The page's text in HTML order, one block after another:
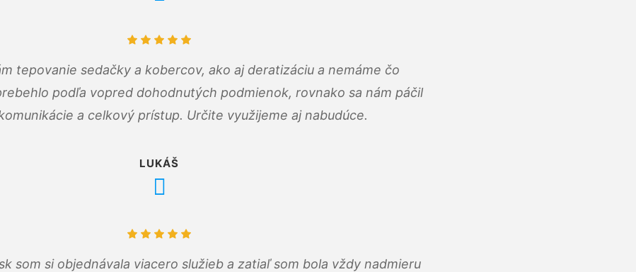
tepovanie sedačky a kobercov, ako aj deratizáciu a nemáme čo
podľa vopred dohodnutých podmienok, rovnako sa nám páčil
a celkový prístup. Určite využijeme aj nabudúce.
LUKÁŠ
som si objednávala viacero služieb a zatiaľ som bola vždy nadmieru